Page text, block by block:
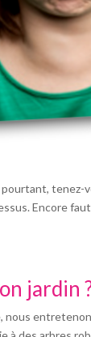
pourtant,
Encore
jardin
nous